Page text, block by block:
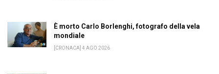
È morto Carlo Borlenghi, fotografo della vela
mondiale
[CRONACA] 4 AGO 2026